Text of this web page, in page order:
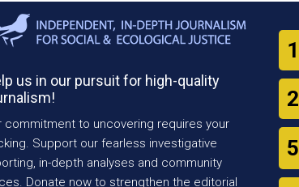
us in our pursuit for high-quality
commitment to uncovering requires your
Support our fearless investigative
in-depth analyses and community
Donate now to strengthen the editorial